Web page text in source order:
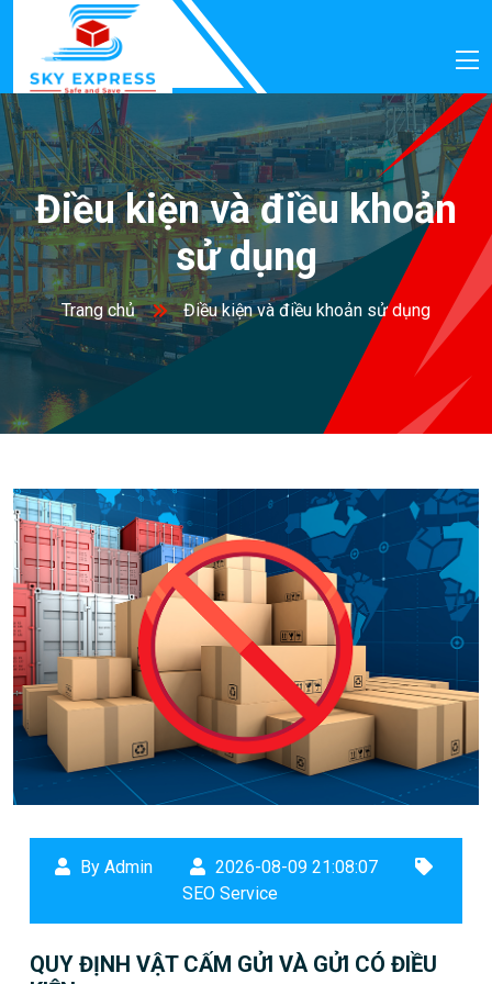
Điều kiện và điều khoản
sử dụng
Trang chủ Điều kiện và điều khoản sử dụng
By Admin
2026-08-09 21:08:07
SEO Service
QUY ĐỊNH VẬT CẤM GỬI VÀ GỬI CÓ ĐIỀU